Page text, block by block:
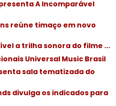
A Incomparável
reúne timaço em novo
a trilha sonora do filme ...
Universal Music Brasil
sala tematizada do
divulga os indicados para